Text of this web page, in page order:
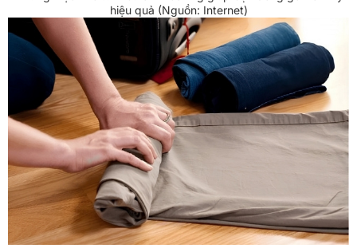
hiệu quả (Nguồn: Internet)